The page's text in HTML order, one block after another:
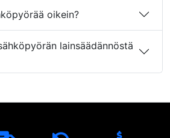
oikein?
lainsäädännöstä